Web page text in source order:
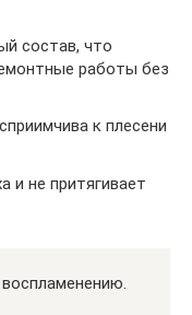
состав, что
работы без
к плесени
и не притягивает